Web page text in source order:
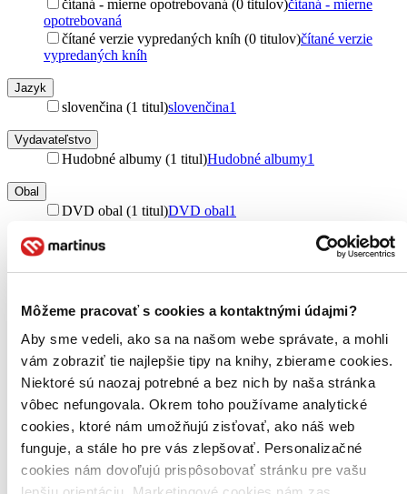
Môžeme pracovať s cookies a kontaktnými údajmi?
Aby sme vedeli, ako sa na našom webe správate, a mohli
vám zobraziť tie najlepšie tipy na knihy, zbierame cookies.
Niektoré sú naozaj potrebné a bez nich by naša stránka
vôbec nefungovala. Okrem toho používame analytické
cookies, ktoré nám umožňujú zisťovať, ako náš web
funguje, a stále ho pre vás zlepšovať. Personalizačné
cookies nám dovoľujú prispôsobovať stránku pre vašu
čítaná - mierne opotrebovaná (0 titulov)čítaná - mierne
opotrebovaná
čítané verzie vypredaných kníh (0 titulov)čítané verzie
vypredaných kníh
Jazyk
slovenčina (1 titul)slovenčina1
Vydavateľstvo
Hudobné albumy (1 titul)Hudobné albumy1
Obal
DVD obal (1 titul)DVD obal1
Zúžiť výber
Bestsellery
Top hodnotené
Novinky
Najdrahšie
Najlacnejšie
Najvyššia zľava